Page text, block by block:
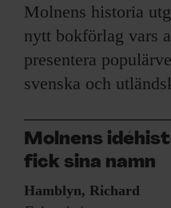
Molnens historia
nytt bokförlag vars
presentera
svenska och
Molnens
fick sina namn
Hamblyn, Richard